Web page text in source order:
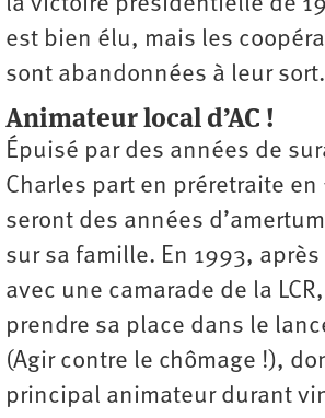
est bien élu, mais les
sont abandonnées à leur sort.
Animateur local d’AC !
Épuisé par des années de
Charles part en préretraite en
seront des années
sur sa famille. En 1993,
avec une camarade de la
prendre sa place dans le
(Agir contre le chômage !),
principal animateur durant